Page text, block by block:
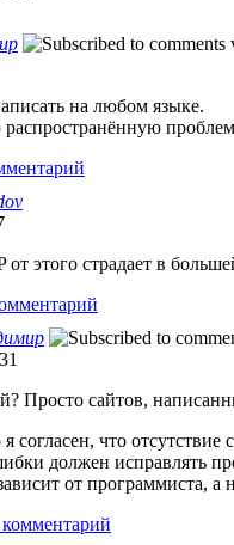
на любом языке.
этого страдает в
Просто сайтов,
я согласен, что
должен исправлять
от программиста, а